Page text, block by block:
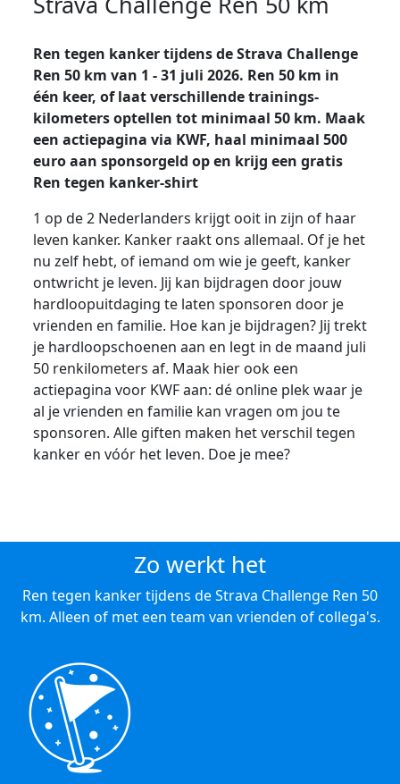
Ren tegen kanker tijdens de Strava Challenge
Ren 50 km van 1 - 31 juli 2026. Ren 50 km in
één keer, of laat verschillende trainings-
kilometers optellen tot minimaal 50 km. Maak
een actiepagina via KWF, haal minimaal 500
euro aan sponsorgeld op en krijg een gratis
Ren tegen kanker-shirt
1 op de 2 Nederlanders krijgt ooit in zijn of haar
leven kanker. Kanker raakt ons allemaal. Of je het
nu zelf hebt, of iemand om wie je geeft, kanker
ontwricht je leven. Jij kan bijdragen door jouw
hardloopuitdaging te laten sponsoren door je
vrienden en familie. Hoe kan je bijdragen? Jij trekt
je hardloopschoenen aan en legt in de maand juli
50 renkilometers af. Maak hier ook een
actiepagina voor KWF aan: dé online plek waar je
al je vrienden en familie kan vragen om jou te
sponsoren. Alle giften maken het verschil tegen
kanker en vóór het leven. Doe je mee?
Zo werkt het
Ren tegen kanker tijdens de Strava Challenge Ren 50
km. Alleen of met een team van vrienden of collega's.